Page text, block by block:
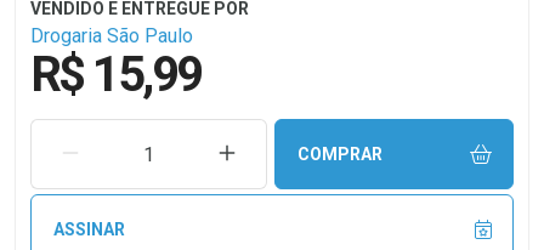
Drogaria São Paulo
R$ 15,99
REMOVER UMA UNIDADEAUMENTAR UMA UNIDADE
COMPRAR
ASSINAR